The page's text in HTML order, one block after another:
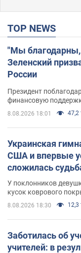
TOP NEWS
"Мы благодарны,
Зеленский
России
Президент
финансовую
8.08.2026 18:01 47,2
Украинская
США и впервые
сложилась
назад
У поклонников
кусок коврового
8.08.2026 18:30 12,3
Заботилась об
учителей: в